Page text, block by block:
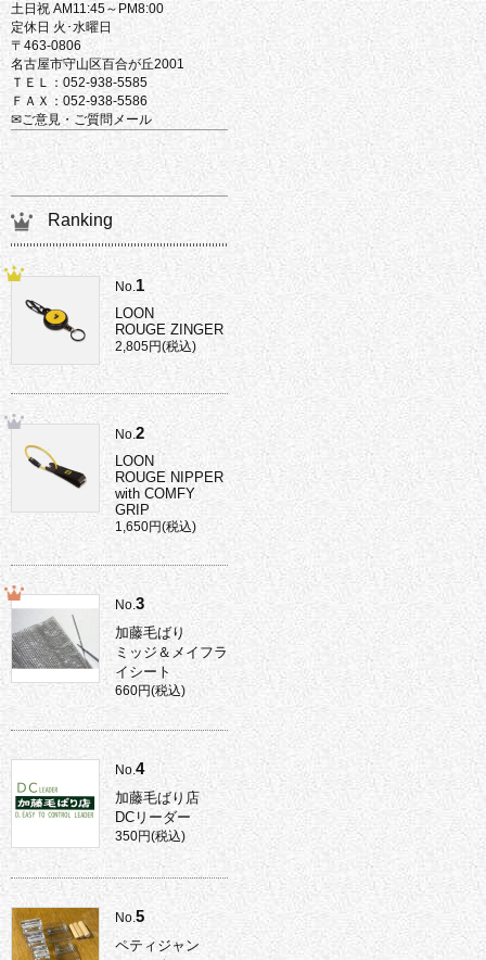
土日祝 AM11:45～PM8:00
定休日 火･水曜日
〒463-0806
名古屋市守山区百合が丘2001
ＴＥＬ：052-938-5585
ＦＡＸ：052-938-5586
✉ご意見・ご質問メール
Ranking
No. 1
LOON
ROUGE ZINGER
2,805円(税込)
No. 2
LOON
ROUGE NIPPER
with COMFY
GRIP
1,650円(税込)
No.3
加藤毛ばり
ミッジ＆メイフラ
イシート
660円(税込)
No.4
加藤毛ばり店
DCリーダー
350円(税込)
No.5
ペティジャン